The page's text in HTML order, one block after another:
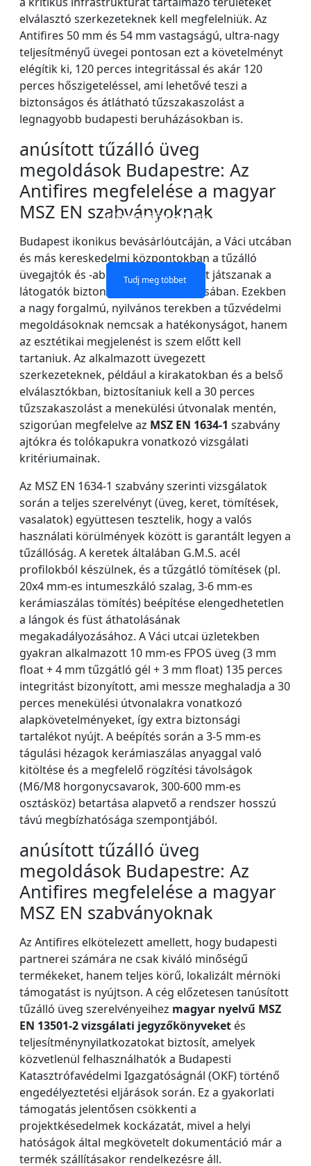
EGYRÉTEGŰ
TŰZVESZÉLYES ÜVEG
Tudj meg többet
KÉT RÉTEGŰ
TŰZVESZÉLYES ÜVEG
Tudj meg többet
TŰZÁLLÓ ÜVEGEZŐ
ABLAKOK ÉS AJTÓK
Tudj meg többet
TŰZVESZÉLYES ÜVEG
Tudj meg többet
elválasztó szerkezeteknek kell megfelelniük. Az
Antifires 50 mm és 54 mm vastagságú, ultra-nagy
teljesítményű üvegei pontosan ezt a követelményt
elégítik ki, 120 perces integritással és akár 120
perces hőszigeteléssel, ami lehetővé teszi a
biztonságos és átlátható tűzszakaszolást a
legnagyobb budapesti beruházásokban is.
anúsított tűzálló üveg
megoldások Budapestre: Az
Antifires megfelelése a magyar
MSZ EN szabványoknak
Budapest ikonikus bevásárlóutcáján, a Váci utcában
és más kereskedelmi központokban a tűzálló
üvegajtók és -ablakok kulcsszerepet játszanak a
látogatók biztonságának garantálásában. Ezekben
a nagy forgalmú, nyilvános terekben a tűzvédelmi
megoldásoknak nemcsak a hatékonyságot, hanem
az esztétikai megjelenést is szem előtt kell
tartaniuk. Az alkalmazott üvegezett
szerkezeteknek, például a kirakatokban és a belső
elválasztókban, biztosítaniuk kell a 30 perces
tűzszakaszolást a menekülési útvonalak mentén,
szigorúan megfelelve az MSZ EN 1634-1 szabvány
ajtókra és tolókapukra vonatkozó vizsgálati
kritériumainak.
Az MSZ EN 1634-1 szabvány szerinti vizsgálatok
során a teljes szerelvényt (üveg, keret, tömítések,
vasalatok) együttesen tesztelik, hogy a valós
használati körülmények között is garantált legyen a
tűzállóság. A keretek általában G.M.S. acél
profilokból készülnek, és a tűzgátló tömítések (pl.
20x4 mm-es intumeszkáló szalag, 3-6 mm-es
kerámiaszálas tömítés) beépítése elengedhetetlen
a lángok és füst áthatolásának
megakadályozásához. A Váci utcai üzletekben
gyakran alkalmazott 10 mm-es FPOS üveg (3 mm
float + 4 mm tűzgátló gél + 3 mm float) 135 perces
integritást bizonyított, ami messze meghaladja a 30
perces menekülési útvonalakra vonatkozó
alapkövetelményeket, így extra biztonsági
tartalékot nyújt. A beépítés során a 3-5 mm-es
tágulási hézagok kerámiaszálas anyaggal való
kitöltése és a megfelelő rögzítési távolságok
(M6/M8 horgonycsavarok, 300-600 mm-es
osztásköz) betartása alapvető a rendszer hosszú
távú megbízhatósága szempontjából.
anúsított tűzálló üveg
megoldások Budapestre: Az
Antifires megfelelése a magyar
MSZ EN szabványoknak
Az Antifires elkötelezett amellett, hogy budapesti
partnerei számára ne csak kiváló minőségű
termékeket, hanem teljes körű, lokalizált mérnöki
támogatást is nyújtson. A cég előzetesen tanúsított
tűzálló üveg szerelvényeihez magyar nyelvű MSZ
EN 13501-2 vizsgálati jegyzőkönyveket és
teljesítménynyilatkozatokat biztosít, amelyek
közvetlenül felhasználhatók a Budapesti
Katasztrófavédelmi Igazgatóságnál (OKF) történő
engedélyeztetési eljárások során. Ez a gyakorlati
támogatás jelentősen csökkenti a
projektkésedelmek kockázatát, mivel a helyi
hatóságok által megkövetelt dokumentáció már a
termék szállításakor rendelkezésre áll.